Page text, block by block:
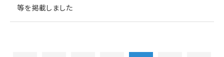
等を掲載しました